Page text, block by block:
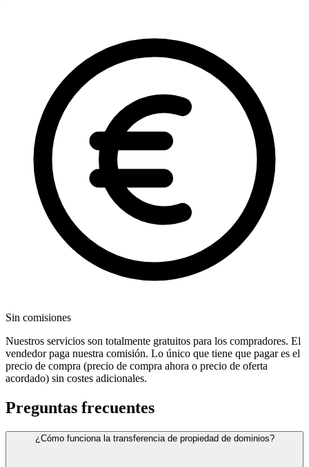
Sin comisiones
Nuestros servicios son totalmente gratuitos para los compradores. El
vendedor paga nuestra comisión. Lo único que tiene que pagar es el
precio de compra (precio de compra ahora o precio de oferta
acordado) sin costes adicionales.
Preguntas frecuentes
¿Cómo funciona la transferencia de propiedad de dominios?